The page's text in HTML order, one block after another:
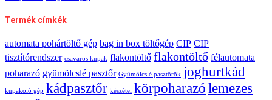
Termék címkék
automata pohártöltő gép bag in box töltőgép CIP CIP
tisztítórendszer csavaros kupak flakontöltő flakontöltő félautomata
poharazó gyümölcslé pasztőr Gyümölcslé pasztőrök joghurtkád
kupakoló gép kádpasztőr készétel körpoharazólemezes